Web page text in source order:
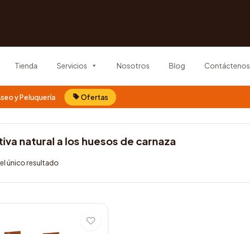
Tienda Servicios Nosotros Blog Contáctenos
y Peluquería Ofertas
natural a los huesos de carnaza
único resultado